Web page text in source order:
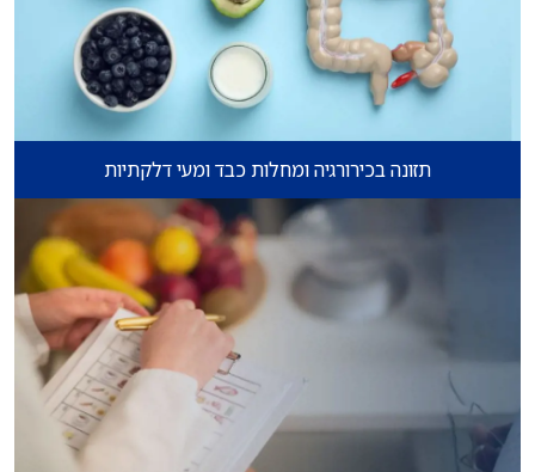
תזונה בכירורגיה ומחלות כבד ומעי דלקתיות